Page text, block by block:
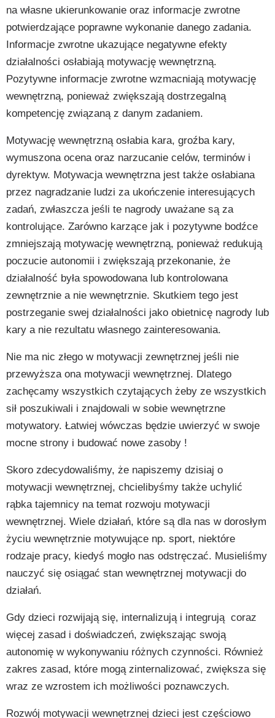
na własne ukierunkowanie oraz informacje zwrotne
potwierdzające poprawne wykonanie danego zadania.
Informacje zwrotne ukazujące negatywne efekty
działalności osłabiają motywację wewnętrzną.
Pozytywne informacje zwrotne wzmacniają motywację
wewnętrzną, ponieważ zwiększają dostrzegalną
kompetencję związaną z danym zadaniem.
Motywację wewnętrzną osłabia kara, groźba kary,
wymuszona ocena oraz narzucanie celów, terminów i
dyrektyw. Motywacja wewnętrzna jest także osłabiana
przez nagradzanie ludzi za ukończenie interesujących
zadań, zwłaszcza jeśli te nagrody uważane są za
kontrolujące. Zarówno karzące jak i pozytywne bodźce
zmniejszają motywację wewnętrzną, ponieważ redukują
poczucie autonomii i zwiększają przekonanie, że
działalność była spowodowana lub kontrolowana
zewnętrznie a nie wewnętrznie. Skutkiem tego jest
postrzeganie swej działalności jako obietnicę nagrody lub
kary a nie rezultatu własnego zainteresowania.
Nie ma nic złego w motywacji zewnętrznej jeśli nie
przewyższa ona motywacji wewnętrznej. Dlatego
zachęcamy wszystkich czytających żeby ze wszystkich
sił poszukiwali i znajdowali w sobie wewnętrzne
motywatory. Łatwiej wówczas będzie uwierzyć w swoje
mocne strony i budować nowe zasoby !
Skoro zdecydowaliśmy, że napiszemy dzisiaj o
motywacji wewnętrznej, chcielibyśmy także uchylić
rąbka tajemnicy na temat rozwoju motywacji
wewnętrznej. Wiele działań, które są dla nas w dorosłym
życiu wewnętrznie motywujące np. sport, niektóre
rodzaje pracy, kiedyś mogło nas odstręczać. Musieliśmy
nauczyć się osiągać stan wewnętrznej motywacji do
działań.
Gdy dzieci rozwijają się, internalizują i integrują coraz
więcej zasad i doświadczeń, zwiększając swoją
autonomię w wykonywaniu różnych czynności. Również
zakres zasad, które mogą zinternalizować, zwiększa się
wraz ze wzrostem ich możliwości poznawczych.
Rozwój motywacji wewnętrznej dzieci jest częściowo